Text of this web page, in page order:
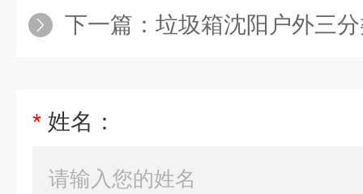
下一篇： 垃圾箱沈阳户外三分类果皮箱
* 姓名：